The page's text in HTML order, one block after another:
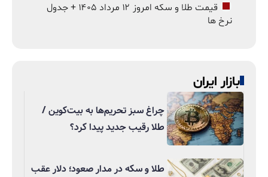
قیمت طلا و سکه امروز ۱۲ مرداد ۱۴۰۵ + جدول
نرخ ها
بازار ایران
چراغ سبز تحریم‌ها به بیت‌کوین /
طلا رقیب جدید پیدا کرد؟
طلا و سکه در مدار صعود؛ دلار عقب